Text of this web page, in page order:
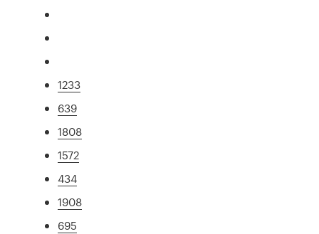
1233
639
1808
1572
434
1908
695